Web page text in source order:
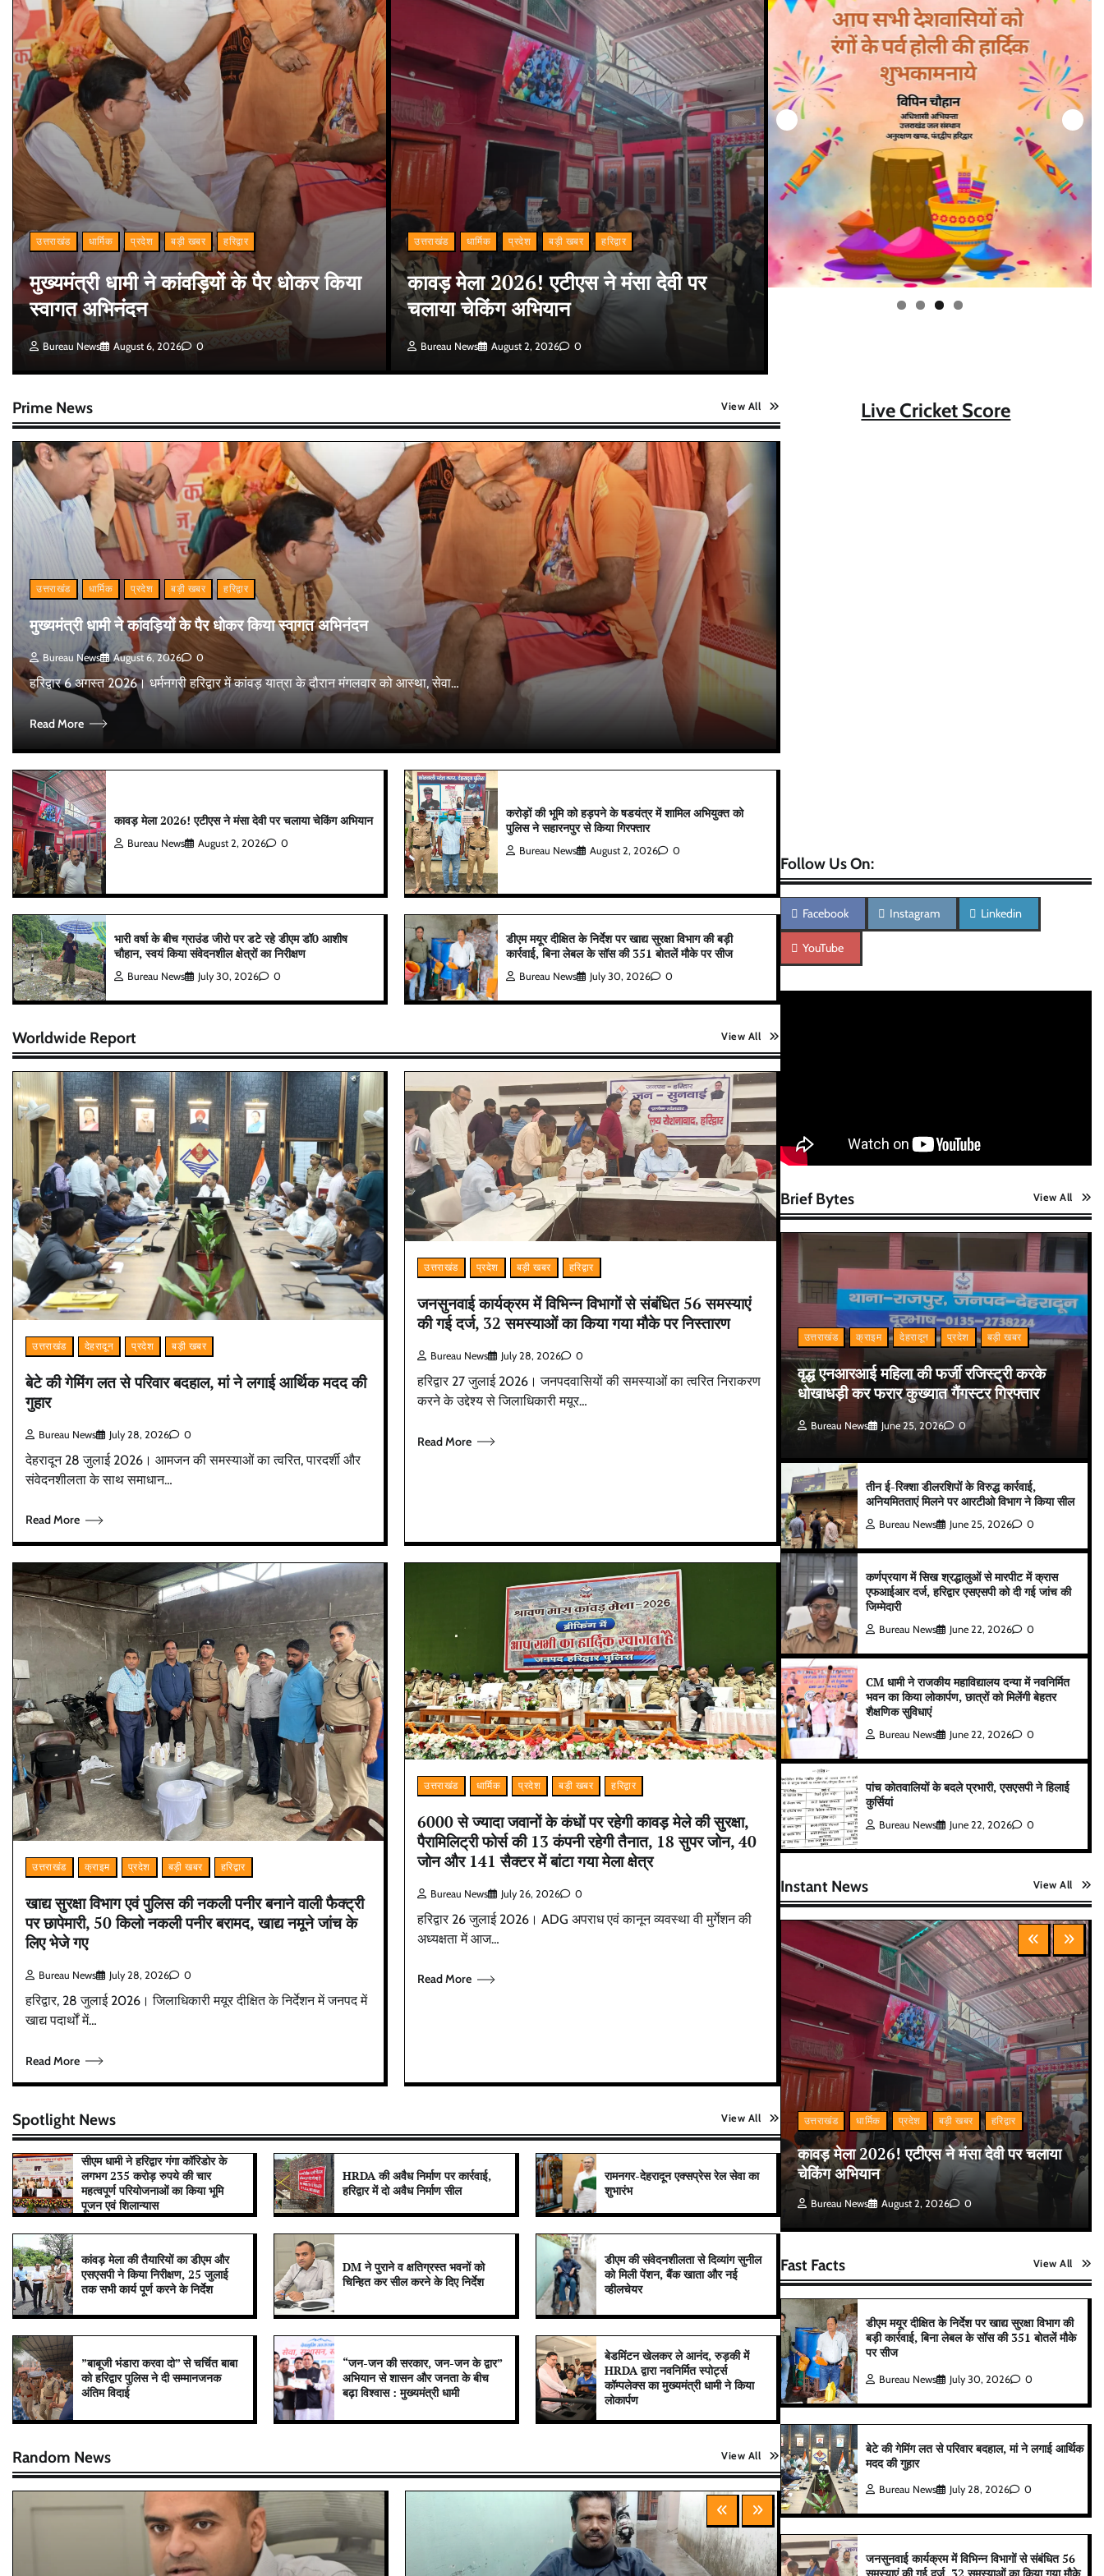
उत्तराखंड धार्मिक प्रदेश बड़ी खबर हरिद्वार
मुख्यमंत्री धामी ने कांवड़ियों के पैर धोकर किया
स्वागत अभिनंदन
Bureau News August 6, 2026 0
उत्तराखंड धार्मिक प्रदेश बड़ी खबर हरिद्वार
कावड़ मेला 2026! एटीएस ने मंसा देवी पर
चलाया चेकिंग अभियान
Bureau News August 2, 2026 0
उत्तराखंड क्राइम प्रदेश बड़ी खबर
करोड़ों की भूमि को हड़पने के षडयंत्र में
अभियुक्त को पुलिस ने सहारनपुर से किया
Prime News View All
उत्तराखंड धार्मिक प्रदेश बड़ी खबर हरिद्वार
मुख्यमंत्री धामी ने कांवड़ियों के पैर धोकर किया स्वागत अभिनंदन
Bureau News August 6, 2026 0
हरिद्वार 6 अगस्त 2026। धर्मनगरी हरिद्वार में कांवड़ यात्रा के दौरान मंगलवार को आस्था, सेवा…
Read More
कावड़ मेला 2026! एटीएस ने मंसा देवी पर चलाया चेकिंग अभियान
Bureau News August 2, 2026 0
करोड़ों की भूमि को हड़पने के षडयंत्र में शामिल अभियुक्त को
पुलिस ने सहारनपुर से किया गिरफ्तार
Bureau News August 2, 2026 0
भारी वर्षा के बीच ग्राउंड जीरो पर डटे रहे डीएम डॉ0 आशीष
चौहान, स्वयं किया संवेदनशील क्षेत्रों का निरीक्षण
Bureau News July 30, 2026 0
डीएम मयूर दीक्षित के निर्देश पर खाद्य सुरक्षा विभाग की बड़ी
कार्रवाई, बिना लेबल के सॉस की 351 बोतलें मौके पर सीज
Bureau News July 30, 2026 0
Worldwide Report View All
उत्तराखंड देहरादून प्रदेश बड़ी खबर
बेटे की गेमिंग लत से परिवार बदहाल, मां ने लगाई आर्थिक मदद की
गुहार
Bureau News July 28, 2026 0
देहरादून 28 जुलाई 2026। आमजन की समस्याओं का त्वरित, पारदर्शी और
संवेदनशीलता के साथ समाधान…
Read More
उत्तराखंड प्रदेश बड़ी खबर हरिद्वार
जनसुनवाई कार्यक्रम में विभिन्न विभागों से संबंधित 56 समस्याएं
की गई दर्ज, 32 समस्याओं का किया गया मौके पर निस्तारण
Bureau News July 28, 2026 0
हरिद्वार 27 जुलाई 2026। जनपदवासियों की समस्याओं का त्वरित निराकरण
करने के उद्देश्य से जिलाधिकारी मयूर…
Read More
उत्तराखंड क्राइम प्रदेश बड़ी खबर हरिद्वार
खाद्य सुरक्षा विभाग एवं पुलिस की नकली पनीर बनाने वाली फैक्ट्री
पर छापेमारी, 50 किलो नकली पनीर बरामद, खाद्य नमूने जांच के
लिए भेजे गए
Bureau News July 28, 2026 0
हरिद्वार, 28 जुलाई 2026। जिलाधिकारी मयूर दीक्षित के निर्देशन में जनपद में
खाद्य पदार्थों में…
Read More
उत्तराखंड धार्मिक प्रदेश बड़ी खबर हरिद्वार
6000 से ज्यादा जवानों के कंधों पर रहेगी कावड़ मेले की सुरक्षा,
पैरामिलिट्री फोर्स की 13 कंपनी रहेगी तैनात, 18 सुपर जोन, 40
जोन और 141 सैक्टर में बांटा गया मेला क्षेत्र
Bureau News July 26, 2026 0
हरिद्वार 26 जुलाई 2026। ADG अपराध एवं कानून व्यवस्था वी मुर्गेशन की
अध्यक्षता में आज…
Read More
Spotlight News View All
सीएम धामी ने हरिद्वार गंगा कॉरिडोर के
लगभग 235 करोड़ रुपये की चार
महत्वपूर्ण परियोजनाओं का किया भूमि
पूजन एवं शिलान्यास
HRDA की अवैध निर्माण पर कार्रवाई,
हरिद्वार में दो अवैध निर्माण सील
रामनगर-देहरादून एक्सप्रेस रेल सेवा का
शुभारंभ
कांवड़ मेला की तैयारियों का डीएम और
एसएसपी ने किया निरीक्षण, 25 जुलाई
तक सभी कार्य पूर्ण करने के निर्देश
DM ने पुराने व क्षतिग्रस्त भवनों को
चिन्हित कर सील करने के दिए निर्देश
डीएम की संवेदनशीलता से दिव्यांग सुनील
को मिली पेंशन, बैंक खाता और नई
व्हीलचेयर
”बाबूजी भंडारा करवा दो” से चर्चित बाबा
को हरिद्वार पुलिस ने दी सम्मानजनक
अंतिम विदाई
“जन-जन की सरकार, जन-जन के द्वार”
अभियान से शासन और जनता के बीच
बढ़ा विश्वास : मुख्यमंत्री धामी
बेडमिंटन खेलकर ले आनंद, रुड़की में
HRDA द्वारा नवनिर्मित स्पोर्ट्स
कॉम्पलेक्स का मुख्यमंत्री धामी ने किया
लोकार्पण
Random News View All
Live Cricket Score
Follow Us On:
Facebook Instagram Linkedin
YouTube
Brief Bytes View All
उत्तराखंड क्राइम देहरादून प्रदेश बड़ी खबर
वृद्ध एनआरआई महिला की फर्जी रजिस्ट्री करके
धोखाधड़ी कर फरार कुख्यात गैंगस्टर गिरफ्तार
Bureau News June 25, 2026 0
तीन ई-रिक्शा डीलरशिपों के विरुद्ध कार्रवाई,
अनियमितताएं मिलने पर आरटीओ विभाग ने किया सील
Bureau News June 25, 2026 0
कर्णप्रयाग में सिख श्रद्धालुओं से मारपीट में क्रास
एफआईआर दर्ज, हरिद्वार एसएसपी को दी गई जांच की
जिम्मेदारी
Bureau News June 22, 2026 0
CM धामी ने राजकीय महाविद्यालय दन्या में नवनिर्मित
भवन का किया लोकार्पण, छात्रों को मिलेंगी बेहतर
शैक्षणिक सुविधाएं
Bureau News June 22, 2026 0
पांच कोतवालियों के बदले प्रभारी, एसएसपी ने हिलाई
कुर्सियां
Bureau News June 22, 2026 0
Instant News View All
बेटे की गेमिंग लत से परिवार बदहाल, मां ने लगाई
आर्थिक मदद की गुहार
Bureau News July 28, 2026
उत्तराखंड धार्मिक प्रदेश बड़ी खबर हरिद्वार
कावड़ मेला 2026! एटीएस ने मंसा देवी पर चलाया
चेकिंग अभियान
Bureau News August 2, 2026 0
Fast Facts View All
डीएम मयूर दीक्षित के निर्देश पर खाद्य सुरक्षा विभाग की
बड़ी कार्रवाई, बिना लेबल के सॉस की 351 बोतलें मौके
पर सीज
Bureau News July 30, 2026 0
बेटे की गेमिंग लत से परिवार बदहाल, मां ने लगाई आर्थिक
मदद की गुहार
Bureau News July 28, 2026 0
जनसुनवाई कार्यक्रम में विभिन्न विभागों से संबंधित 56